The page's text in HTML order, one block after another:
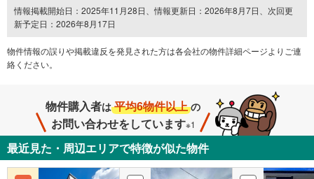
情報掲載開始日：2025年11月28日、情報更新日：2026年8月7日、次回更
新予定日：2026年8月17日
物件情報の誤りや掲載違反を発⾒された方は各会社の物件詳細ページよりご連
絡ください。
物件購入者は 平均6物件以上 の
お問い合わせをしています※1
最近見た・周辺エリアで特徴が似た物件